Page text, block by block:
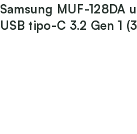
Samsung MUF-128DA
USB tipo-C 3.2 Gen 1